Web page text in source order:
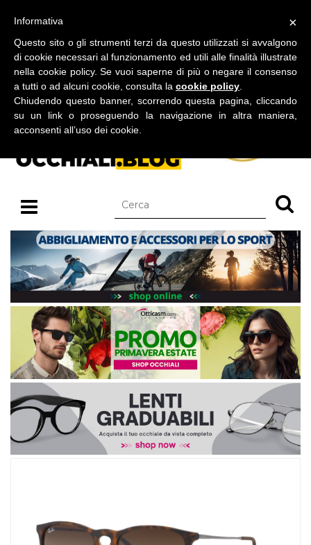
BLOG SU OCCHIALI DA SOLE E OCCHIALI DA VISTA
×
Informativa
Questo sito o gli strumenti terzi da questo utilizzati si avvalgono
di cookie necessari al funzionamento ed utili alle finalità illustrate
nella cookie policy. Se vuoi saperne di più o negare il consenso
a tutti o ad alcuni cookie, consulta la cookie policy
Chiudendo questo banner, scorrendo questa pagina, cliccando
su un link o proseguendo la navigazione in altra maniera,
acconsenti all’uso dei cookie.